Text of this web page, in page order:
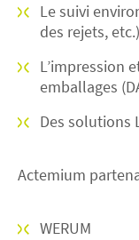
Le suivi
des rejets, etc.)
L’impression
emballages
Des solutions
Actemium
WERUM